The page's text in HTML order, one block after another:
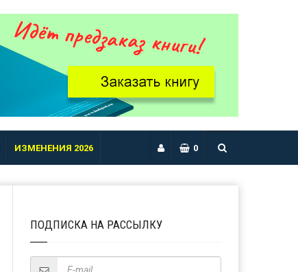
ИЗМЕНЕНИЯ 2026 0
ПОДПИСКА НА РАССЫЛКУ